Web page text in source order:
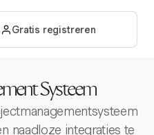
Gratis registreren
Systeem
naadloze integraties te